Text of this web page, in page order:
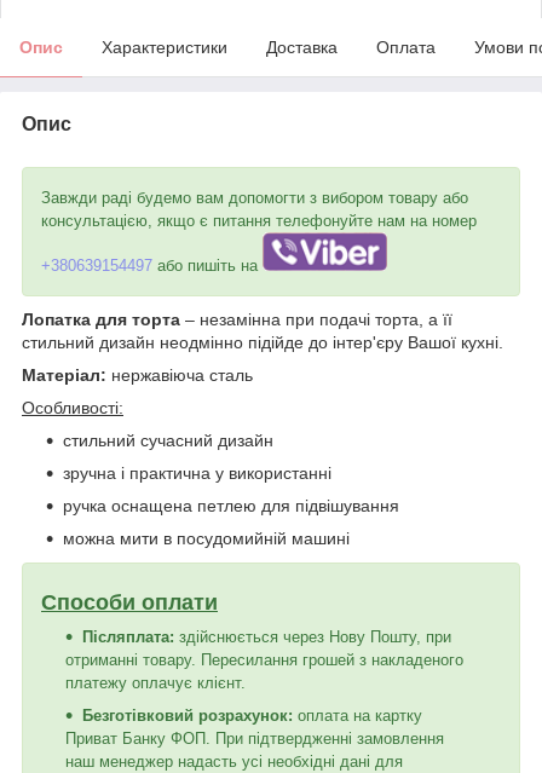
Опис Характеристики Доставка Оплата Умови
Опис
Завжди раді будемо вам допомогти з вибором товару або
консультацією, якщо є питання телефонуйте нам на номер
+380639154497 або пишіть на
Лопатка для торта – незамінна при подачі торта, а її
стильний дизайн неодмінно підійде до інтер'єру Вашої кухні.
Матеріал: нержавіюча сталь
Особливості:
стильний сучасний дизайн
зручна і практична у використанні
ручка оснащена петлею для підвішування
можна мити в посудомийній машині
Способи оплати
Післяплата: здійснюється через Нову Пошту, при
отриманні товару. Пересилання грошей з накладеного
платежу оплачує клієнт.
Безготівковий розрахунок: оплата на картку
Приват Банку ФОП. При підтвердженні замовлення
наш менеджер надасть усі необхідні дані для